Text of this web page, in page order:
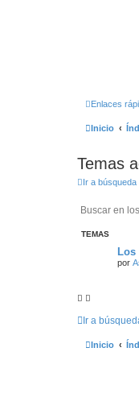
Enlaces
Inicio
Temas
Ir a
TEMAS
Los
por
Ir a
Inicio